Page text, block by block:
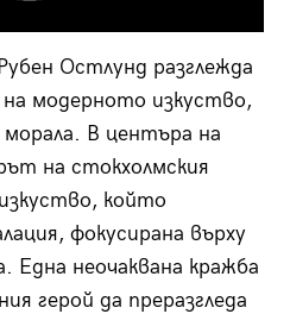
Остлунд разглежда
модерното изкуство,
В центъра на
на стокхолмския
който
фокусирана върху
Една неочаквана кражба
герой да преразгледа